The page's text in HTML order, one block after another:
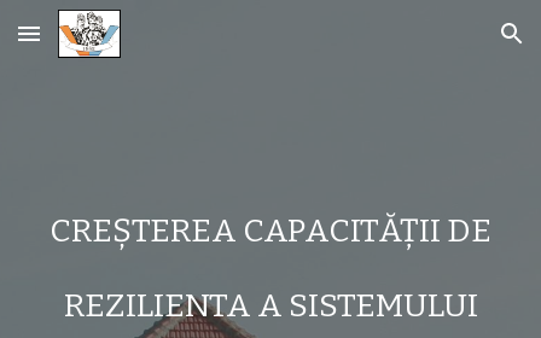
Skip to main content Skip to navigation
CREȘTEREA CAPACITĂȚII DE
REZILIENTA A SISTEMULUI